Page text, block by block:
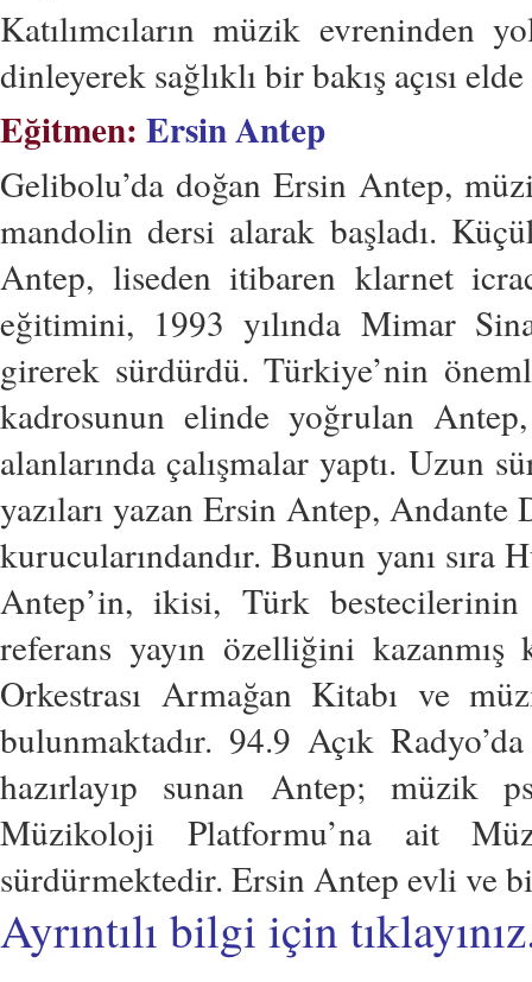
Katılımcıların müzik evreninden
dinleyerek sağlıklı bir bakış açısı
Eğitmen: Ersin Antep
Gelibolu’da doğan Ersin Antep,
mandolin dersi alarak başladı.
Antep, liseden itibaren klarnet
eğitimini, 1993 yılında Mimar
girerek sürdürdü. Türkiye’nin
kadrosunun elinde yoğrulan
alanlarında çalışmalar yaptı. Uzun
yazıları yazan Ersin Antep,
kurucularındandır. Bunun yanı sıra
Antep’in, ikisi, Türk
referans yayın özelliğini kazanmış
Orkestrası Armağan Kitabı ve
bulunmaktadır. 94.9 Açık
hazırlayıp sunan Antep; müzik
Müzikoloji Platformu’na ait
sürdürmektedir. Ersin Antep evli ve
Ayrıntılı bilgi için